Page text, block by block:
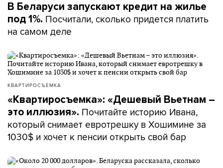
В Беларуси запускают кредит на жилье
под 1%. Посчитали, сколько придется платить
на самом деле
КВАРТИРОСЪЕМКА
«Квартиросъемка»: «Дешевый Вьетнам –
это иллюзия». Почитайте историю Ивана,
который снимает евротрешку в Хошимине за
1030$ и хочет к пенсии открыть свой бар